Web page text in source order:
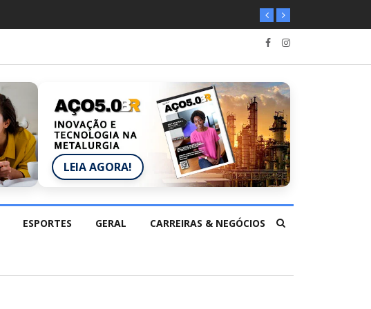
LEIA AGORA!
ESPORTES GERAL CARREIRAS & NEGÓCIOS